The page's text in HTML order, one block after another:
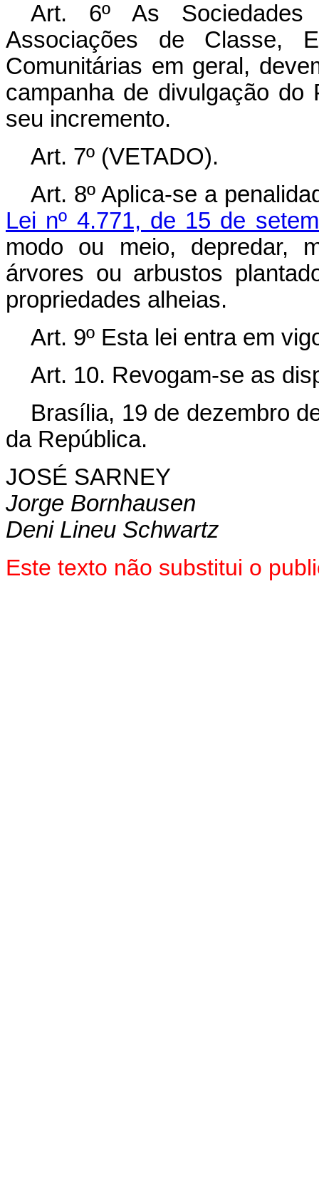
Art. 6º As
Associações de Classe,
Comunitárias em geral,
campanha de divulgação
seu incremento.
Art. 7º (VETADO).
Art. 8º Aplica-se a
Lei nº 4.771, de 15 de
modo ou meio, depredar,
árvores ou arbustos
propriedades alheias.
Art. 9º Esta lei entra em
Art. 10. Revogam-se as
Brasília, 19 de dezembro
da República.
JOSÉ SARNEY
Jorge Bornhausen
Deni Lineu Schwartz
Este texto não substitui o